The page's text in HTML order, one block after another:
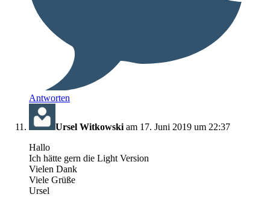
Antworten
Ursel Witkowski am 17. Juni 2019 um 22:37
Hallo
Ich hätte gern die Light Version
Vielen Dank
Viele Grüße
Ursel